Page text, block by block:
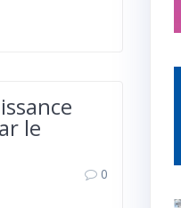
le
0